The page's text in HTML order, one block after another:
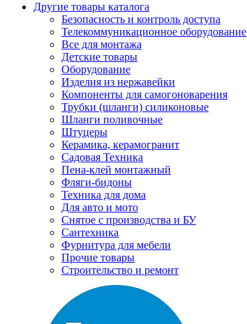
Другие товары каталога
Безопасность и контроль доступа
Телекоммуникационное оборудование
Все для монтажа
Детские товары
Оборудование
Изделия из нержавейки
Компоненты для самогоноварения
Трубки (шланги) силиконовые
Шланги поливочные
Штуцеры
Керамика, керамогранит
Садовая Техника
Пена-клей монтажный
Фляги-бидоны
Техника для дома
Для авто и мото
Снятое с производства и БУ
Сантехника
Фурнитура для мебели
Прочие товары
Строительство и ремонт